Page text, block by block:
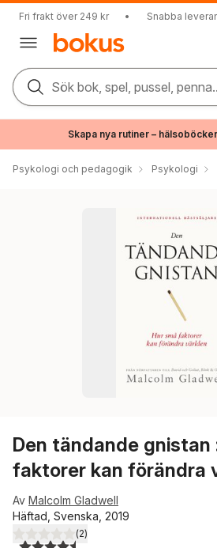
Fri frakt över 249 kr • Snabba
Sök bok, spel, pussel,
Skapa nya rutiner –
Psykologi och pedagogik Psykologi
Den tändande gnistan
faktorer kan förändra
Av Malcolm Gladwell
Häftad, Svenska, 2019
4,5utav 5 stjärnor. Totalt antal röster:
(2)